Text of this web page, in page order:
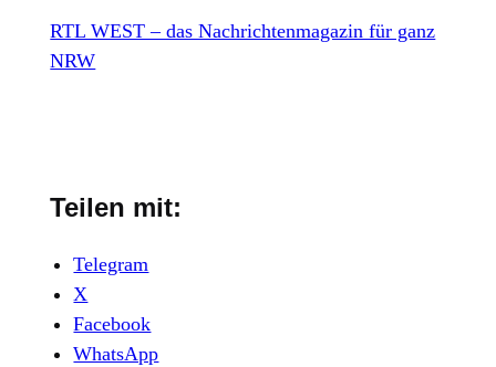
RTL WEST – das Nachrichtenmagazin für ganz
NRW
Teilen mit:
Telegram
X
Facebook
WhatsApp